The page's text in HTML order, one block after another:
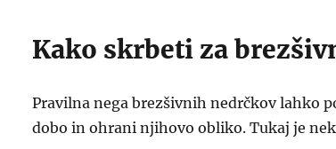
Kako skrbeti za
Pravilna nega brezšivnih nedrčkov lahko
dobo in ohrani njihovo obliko. Tukaj je